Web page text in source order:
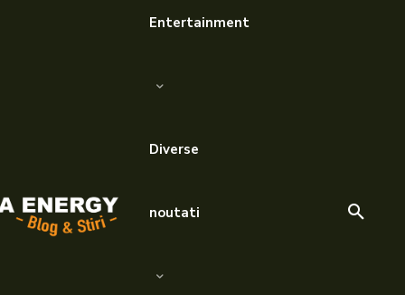
Entertainment
Diverse
noutati